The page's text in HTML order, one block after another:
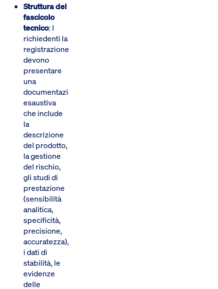
Struttura del
fascicolo
tecnico: I
richiedenti la
registrazione
devono
presentare
una
documentazione
esaustiva
che include
la
descrizione
del prodotto,
la gestione
del rischio,
gli studi di
prestazione
(sensibilità
analitica,
specificità,
precisione,
accuratezza),
i dati di
stabilità, le
evidenze
delle